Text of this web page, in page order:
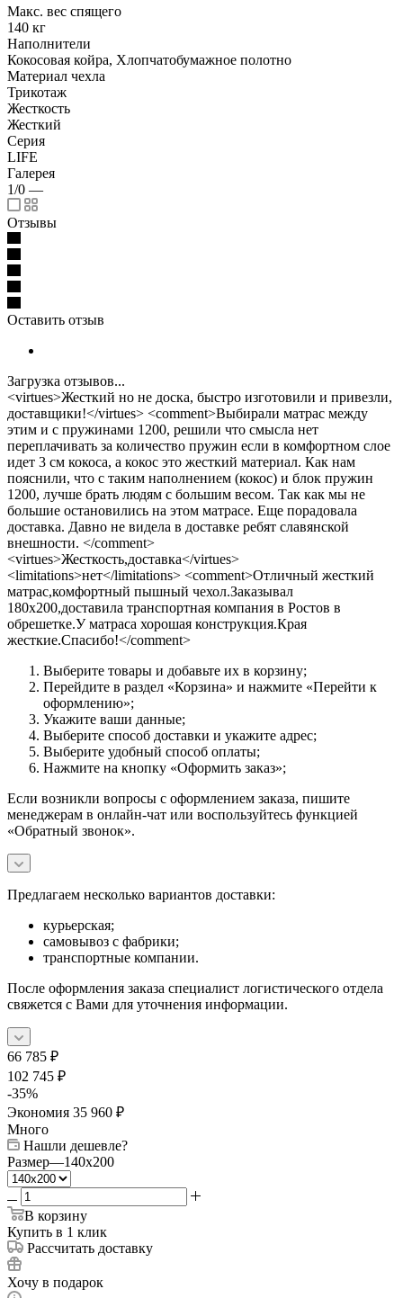
Макс. вес спящего
140 кг
Наполнители
Кокосовая койра, Хлопчатобумажное полотно
Материал чехла
Трикотаж
Жесткость
Жесткий
Серия
LIFE
Галерея
1/0 —
Отзывы
Оставить отзыв
Загрузка отзывов...
<virtues>Жесткий но не доска, быстро изготовили и привезли,
доставщики!</virtues> <comment>Выбирали матрас между
этим и с пружинами 1200, решили что смысла нет
переплачивать за количество пружин если в комфортном слое
идет 3 см кокоса, а кокос это жесткий материал. Как нам
пояснили, что с таким наполнением (кокос) и блок пружин
1200, лучше брать людям с большим весом. Так как мы не
большие остановились на этом матрасе. Еще порадовала
доставка. Давно не видела в доставке ребят славянской
внешности. </comment>
<virtues>Жесткость,доставка</virtues>
<limitations>нет</limitations> <comment>Отличный жесткий
матрас,комфортный пышный чехол.Заказывал
180х200,доставила транспортная компания в Ростов в
обрешетке.У матраса хорошая конструкция.Края
жесткие.Спасибо!</comment>
Выберите товары и добавьте их в корзину;
Перейдите в раздел «Корзина» и нажмите «Перейти к
оформлению»;
Укажите ваши данные;
Выберите способ доставки и укажите адрес;
Выберите удобный способ оплаты;
Нажмите на кнопку «Оформить заказ»;
Если возникли вопросы с оформлением заказа, пишите
менеджерам в онлайн-чат или воспользуйтесь функцией
«Обратный звонок».
Предлагаем несколько вариантов доставки:
курьерская;
самовывоз с фабрики;
транспортные компании.
После оформления заказа специалист логистического отдела
свяжется с Вами для уточнения информации.
66 785 ₽
102 745 ₽
-35%
Экономия 35 960 ₽
Много
Нашли дешевле?
Размер—140x200
В корзину
Купить в 1 клик
Рассчитать доставку
Хочу в подарок